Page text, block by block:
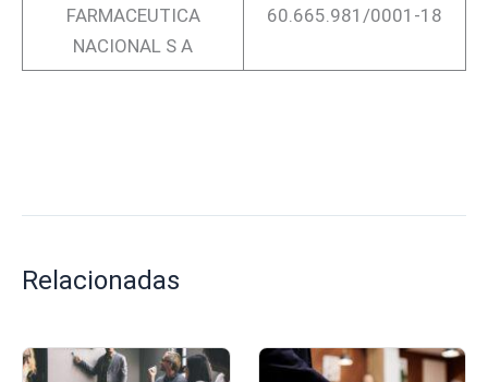
FARMACEUTICA
NACIONAL S A
60.665.981/0001-18
Relacionadas